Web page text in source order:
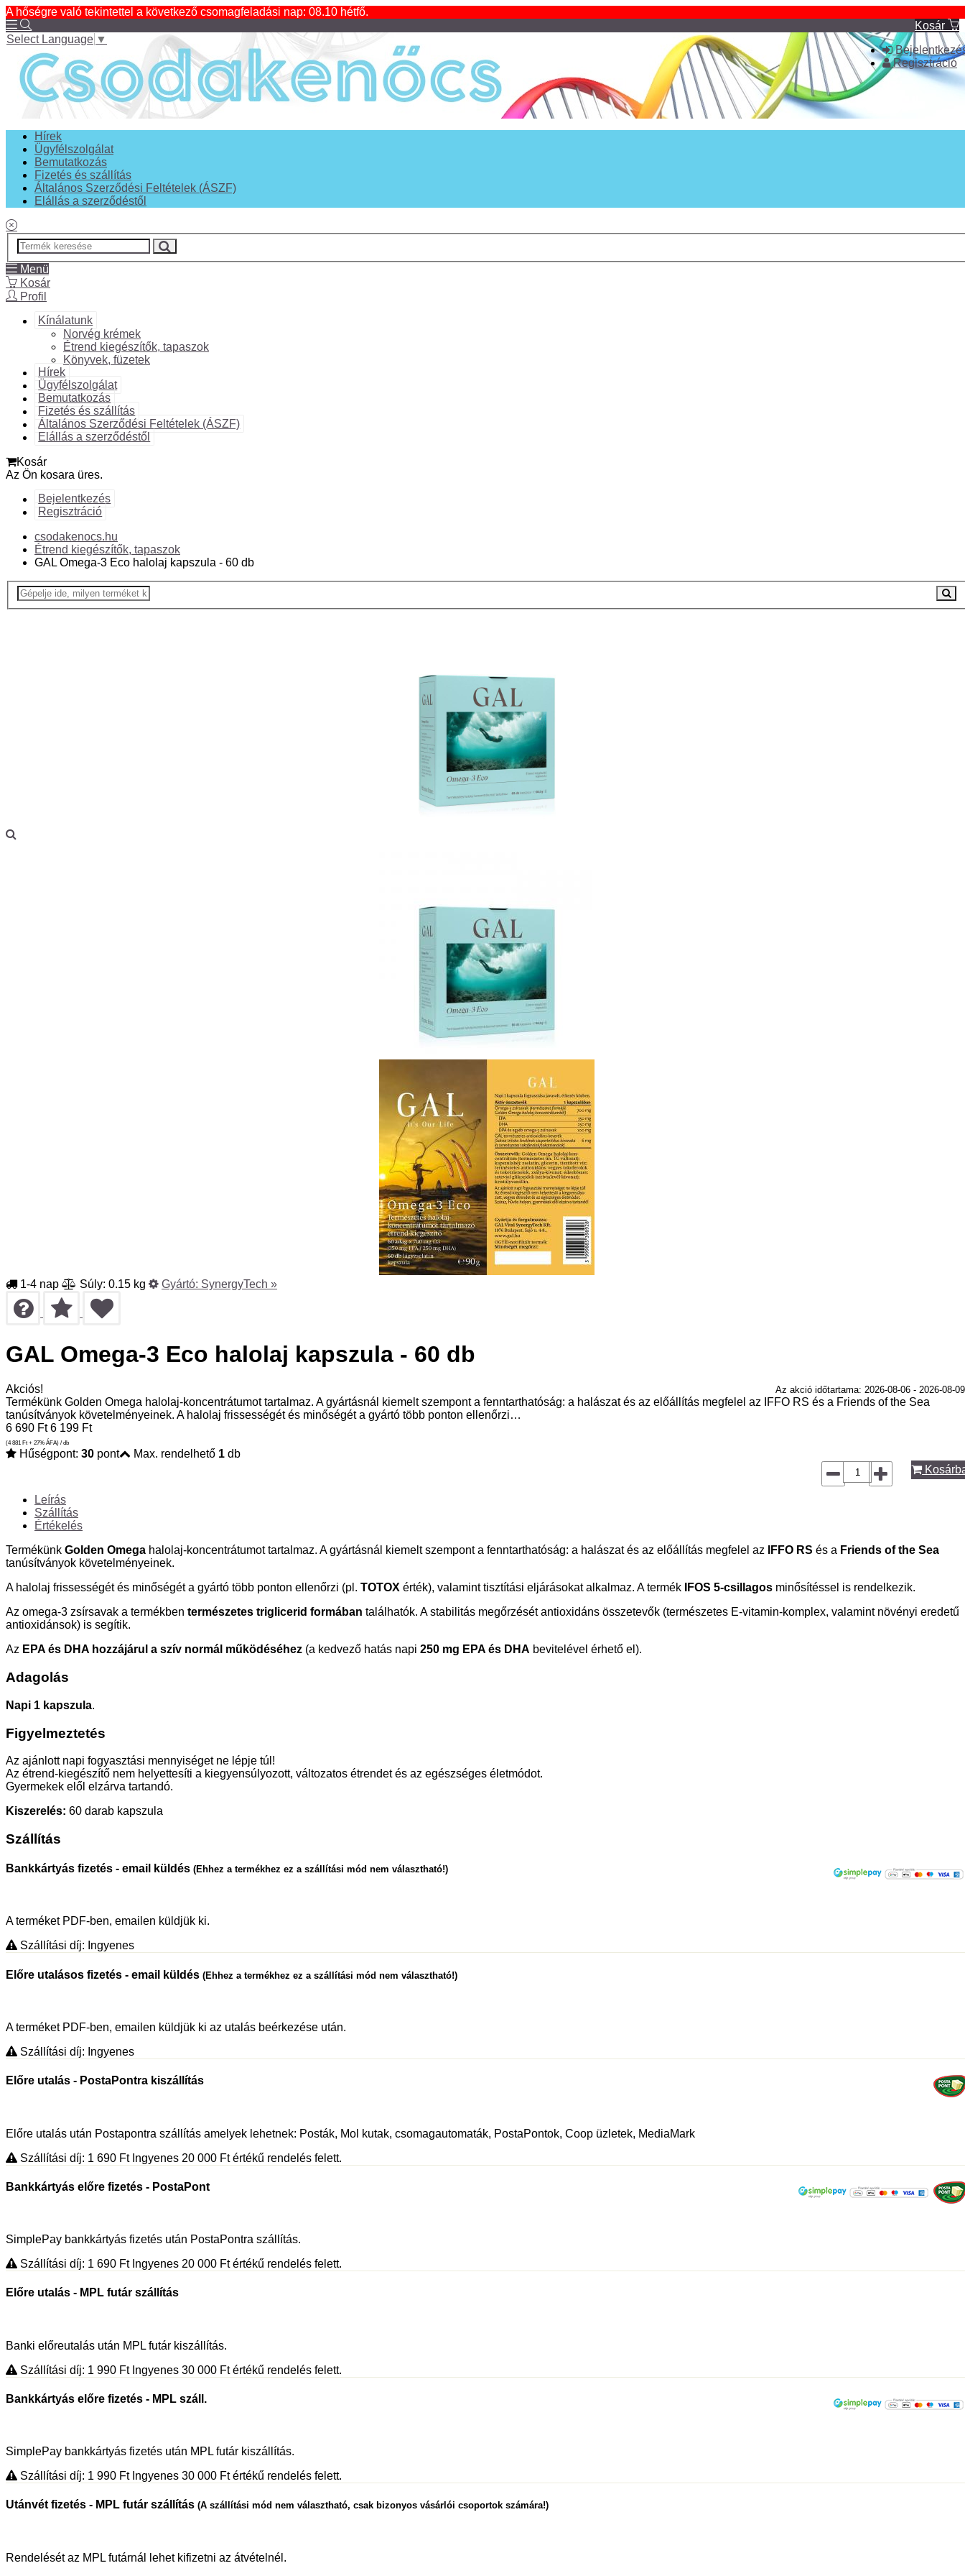
A hőségre való tekintettel a következő csomagfeladási nap: 08.10 hétfő.
Kosár
Regisztráció
Select Language ▼
Hírek
Ügyfélszolgálat
Bemutatkozás
Fizetés és szállítás
Általános Szerződési Feltételek (ÁSZF)
Elállás a szerződéstől
Menü
Kosár
Profil
Kínálatunk
Norvég krémek
Étrend kiegészítők, tapaszok
Könyvek, füzetek
Hírek
Ügyfélszolgálat
Bemutatkozás
Fizetés és szállítás
Általános Szerződési Feltételek (ÁSZF)
Elállás a szerződéstől
Kosár
Az Ön kosara üres.
Bejelentkezés
Regisztráció
csodakenocs.hu
Étrend kiegészítők, tapaszok
GAL Omega-3 Eco halolaj kapszula - 60 db
1-4 nap Súly: 0.15 kg Gyártó: SynergyTech »
GAL Omega-3 Eco halolaj kapszula - 60 db
Akciós! Az akció időtartama: 2026-08-06 - 2026-08-
Termékünk Golden Omega halolaj-koncentrátumot tartalmaz. A gyártásnál kiemelt szempont a fenntarthatóság: a halászat és az előállítás megfelel az IFFO RS és a Friends of the Sea
tanúsítványok követelményeinek. A halolaj frissességét és minőségét a gyártó több ponton ellenőrzi…
6 690 Ft 6 199 Ft
(4 881 Ft + 27% ÁFA) / db
Hűségpont: 30 pont Max. rendelhető 1 db
Leírás
Szállítás
Értékelés
Termékünk Golden Omega halolaj-koncentrátumot tartalmaz. A gyártásnál kiemelt szempont a fenntarthatóság: a halászat és az előállítás megfelel az IFFO RS és a Friends of the Sea
tanúsítványok követelményeinek.
A halolaj frissességét és minőségét a gyártó több ponton ellenőrzi (pl. TOTOX érték), valamint tisztítási eljárásokat alkalmaz. A termék IFOS 5-csillagos minősítéssel is rendelkezik.
Az omega-3 zsírsavak a termékben természetes triglicerid formában találhatók. A stabilitás megőrzését antioxidáns összetevők (természetes E-vitamin-komplex, valamint növényi eredetű
antioxidánsok) is segítik.
Az EPA és DHA hozzájárul a szív normál működéséhez (a kedvező hatás napi 250 mg EPA és DHA bevitelével érhető el).
Adagolás
Napi 1 kapszula.
Figyelmeztetés
Az ajánlott napi fogyasztási mennyiséget ne lépje túl!
Az étrend-kiegészítő nem helyettesíti a kiegyensúlyozott, változatos étrendet és az egészséges életmódot.
Gyermekek elől elzárva tartandó.
Kiszerelés: 60 darab kapszula
Szállítás
Bankkártyás fizetés - email küldés (Ehhez a termékhez ez a szállítási mód nem választható!)
A terméket PDF-ben, emailen küldjük ki.
Szállítási díj: Ingyenes
Előre utalásos fizetés - email küldés (Ehhez a termékhez ez a szállítási mód nem választható!)
A terméket PDF-ben, emailen küldjük ki az utalás beérkezése után.
Szállítási díj: Ingyenes
Előre utalás - PostaPontra kiszállítás
Előre utalás után Postapontra szállítás amelyek lehetnek: Posták, Mol kutak, csomagautomaták, PostaPontok, Coop üzletek, MediaMark
Szállítási díj: 1 690 Ft Ingyenes 20 000 Ftértékű rendelés felett.
Bankkártyás előre fizetés - PostaPont
SimplePay bankkártyás fizetés után PostaPontra szállítás.
Szállítási díj: 1 690 Ft Ingyenes 20 000 Ftértékű rendelés felett.
Előre utalás - MPL futár szállítás
Banki előreutalás után MPL futár kiszállítás.
Szállítási díj: 1 990 Ft Ingyenes 30 000 Ftértékű rendelés felett.
Bankkártyás előre fizetés - MPL száll.
SimplePay bankkártyás fizetés után MPL futár kiszállítás.
Szállítási díj: 1 990 Ft Ingyenes 30 000 Ftértékű rendelés felett.
Utánvét fizetés - MPL futár szállítás (A szállítási mód nem választható, csak bizonyos vásárlói csoportok számára!)
Rendelését az MPL futárnál lehet kifizetni az átvételnél.